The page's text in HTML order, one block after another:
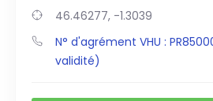
46.46277, -1.3039
N° d'agrément VHU :
validité)